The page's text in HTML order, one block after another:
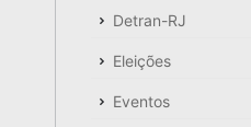
Detran-RJ
Eleições
Eventos